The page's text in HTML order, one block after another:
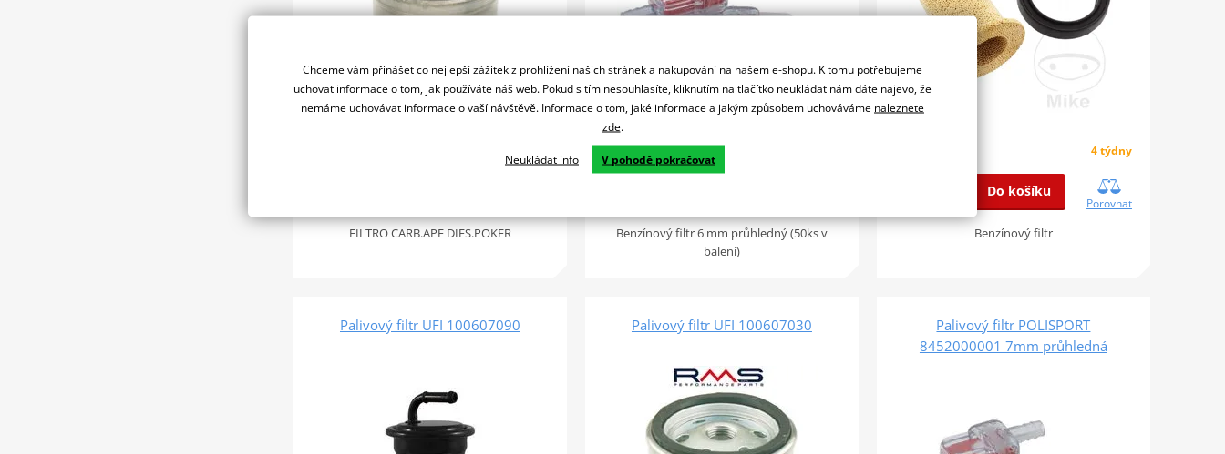
FILTRO CARB.APE DIES.POKER
1 874 Kč
Benzínový filtr 6 mm průhledný (50ks v
balení)
4 týdny
Do košíku
Porovnat
Benzínový filtr
Palivový filtr UFI 100607090 Palivový filtr UFI 100607030
Palivový filtr POLISPORT
8452000001 7mm průhledná
Chceme vám přinášet co nejlepší zážitek z prohlížení našich stránek a nakupování na našem e-shopu. K tomu potřebujeme
uchovat informace o tom, jak používáte náš web. Pokud s tím nesouhlasíte, kliknutím na tlačítko neukládat nám dáte najevo, že
nemáme uchovávat informace o vaší návštěvě. Informace o tom, jaké informace a jakým způsobem uchováváme naleznete
zde.
Neukládat info V pohodě pokračovat